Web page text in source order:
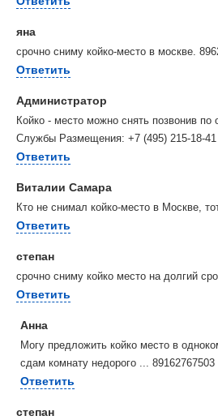
яна
срочно сниму койко-место в москве.
Ответить
Администратор
Койко - место можно снять позвонив
Службы Размещения: +7 (495) 215-18-41
Ответить
Виталии Самара
Кто не снимал койко-место в Москве,
Ответить
степан
срочно сниму койко место на долгий
Ответить
Анна
Могу предложить койко место в
сдам комнату недорого ... 89162767503
Ответить
степан